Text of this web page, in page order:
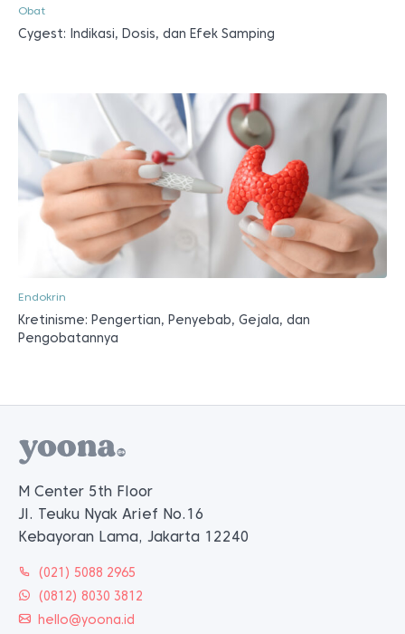
Obat
Cygest: Indikasi, Dosis, dan Efek Samping
Endokrin
Kretinisme: Pengertian, Penyebab, Gejala, dan
Pengobatannya
M Center 5th Floor
Jl. Teuku Nyak Arief No.16
Kebayoran Lama, Jakarta 12240
(021) 5088 2965
(0812) 8030 3812
hello@yoona.id